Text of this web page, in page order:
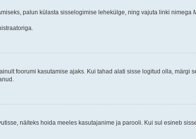
palun külasta sisselogimise lehekülge, ning vajuta linki nimega
foorumi kasutamise ajaks. Kui tahad alati sisse logitud olla, märgi
näiteks hoida meeles kasutajanime ja parooli. Kui sul esineb